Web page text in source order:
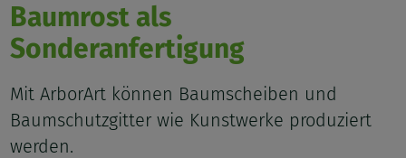
Baumrost als
Sonderanfertigung
Mit ArborArt können Baumscheiben und
Baumschutzgitter wie Kunstwerke produziert
werden.